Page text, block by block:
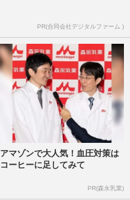
PR(合同会社デジタルファーム )
アマゾンで大人気！血圧対策は
コーヒーに足してみて
PR(森永乳業)